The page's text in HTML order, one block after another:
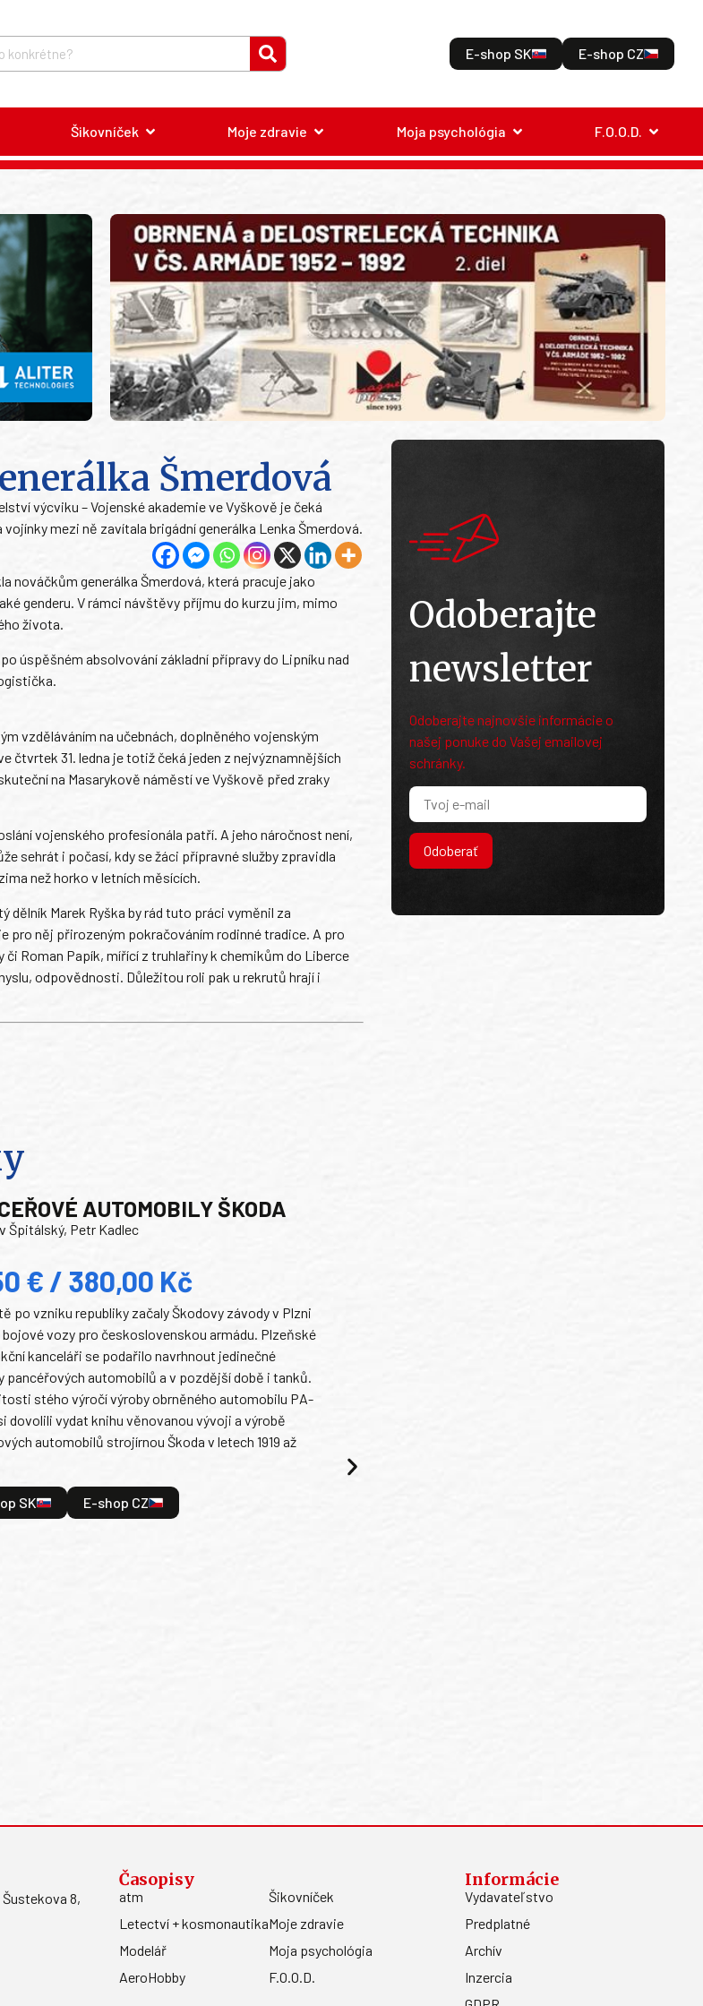
E-shop SK E-shop CZ
Šikovníček Moje zdravie Moja psychológia F.O.O.D.
Šmerdová
výcviku – Vojenské akademie ve Vyškově je čeká
mezi ně zavítala brigádní generálka Lenka Šmerdová.
nováčkům generálka Šmerdová, která pracuje jako
genderu. V rámci návštěvy příjmu do kurzu jim, mimo
života.
úspěšném absolvování základní přípravy do Lipníku nad
vzděláváním na učebnách, doplněného vojenským
čtvrtek 31. ledna je totiž čeká jeden z nejvýznamnějších
na Masarykově náměstí ve Vyškově před zraky
vojenského profesionála patří. A jeho náročnost není,
sehrát i počasí, kdy se žáci přípravné služby zpravidla
než horko v letních měsících.
Marek Ryška by rád tuto práci vyměnil za
pro něj přirozeným pokračováním rodinné tradice. A pro
Roman Papík, mířící z truhlařiny k chemikům do Liberce
odpovědnosti. Důležitou roli pak u rekrutů hrají i
AUTOMOBILY ŠKODA
Špitálský, Petr Kadlec
€ / 380,00 Kč
po vzniku republiky začaly Škodovy závody v Plzni
vozy pro československou armádu. Plzeňské
kanceláři se podařilo navrhnout jedinečné
pancéřových automobilů a v pozdější době i tanků.
stého výročí výroby obrněného automobilu PA-
dovolili vydat knihu věnovanou vývoji a výrobě
automobilů strojírnou Škoda v letech 1919 až
SK E-shop CZ
Odoberajte
newsletter
Odoberajte najnovšie informácie o
našej ponuke do Vašej emailovej
schránky.
Odoberať
Šustekova 8,
Časopisy
atm
Letectví + kosmonautika
Modelář
AeroHobby
Šikovníček
Moje zdravie
Moja psychológia
F.O.O.D.
Informácie
Vydavateľstvo
Predplatné
Archív
Inzercia